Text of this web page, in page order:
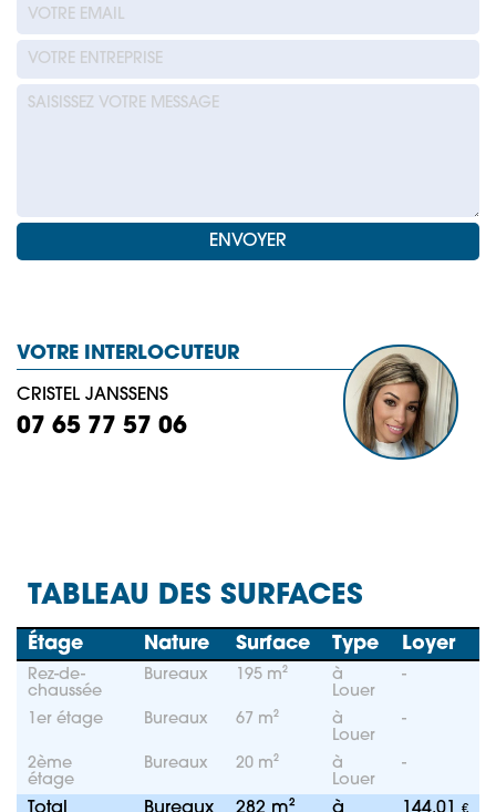
VOTRE INTERLOCUTEUR
CRISTEL JANSSENS
07 65 77 57 06
TABLEAU DES SURFACES
Étage Nature Surface Type Loyer
Rez-de-
chaussée
Bureaux 195 m²
à
Louer
-
1er étage Bureaux 67 m²
à
Louer
-
2ème
étage
Bureaux 20 m²
à
Louer
-